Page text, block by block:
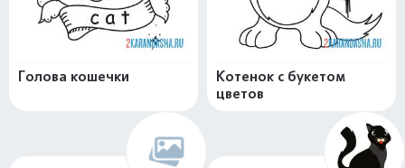
Голова кошечки
Котенок с букетом
цветов